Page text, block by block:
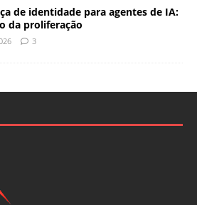
de identidade para agentes de IA:
da proliferação
3